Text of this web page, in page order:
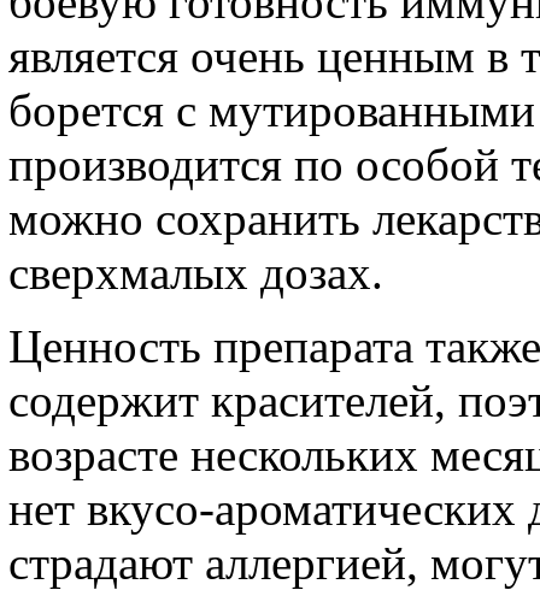
является очень ценным в
борется с
производится по особой
можно сохранить
сверхмалых дозах.
Ценность препарата
содержит красителей,
возрасте нескольких
нет вкусо-
страдают аллергией,